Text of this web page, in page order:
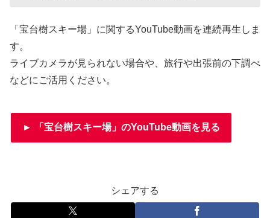
「宝台樹スキー場」に関するYouTube動画を連続再生しま
す。
ライブカメラが見られない場合や、旅行や出張前の下調べ
などにご活用ください。
► 「宝台樹スキー場」のYouTube動画を見る
シェアする